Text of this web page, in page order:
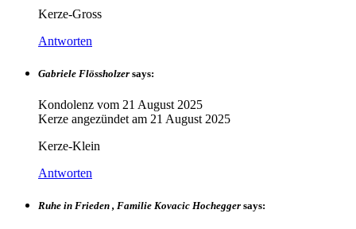
Kerze-Gross
Antworten
Gabriele Flössholzer says:
Kondolenz vom 21 August 2025
Kerze angezündet am 21 August 2025
Kerze-Klein
Antworten
Ruhe in Frieden , Familie Kovacic Hochegger says: